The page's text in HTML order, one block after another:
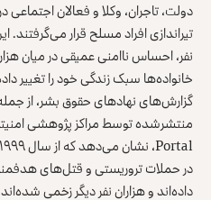
دولت، تاجران، وکلا و فعالان
تیراندازی افراد مسلح قرار
نفر، احساس ناامنی عمیقی در میان
خانواده‌ها سبک زندگی خود را تغییر
گزارش‌های نهادهای حقوق بشر، از
در حملات تروریستی و قتل‌های
داده‌اند و هزاران نفر دیگر زخمی